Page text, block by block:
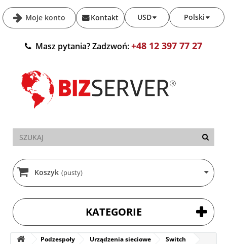
Moje konto Polski
USD
Kontakt
Masz pytania? Zadzwoń:+48 12 397 77 27
Koszyk (pusty)
KATEGORIE
Podzespoły Urządzenia sieciowe
Switch